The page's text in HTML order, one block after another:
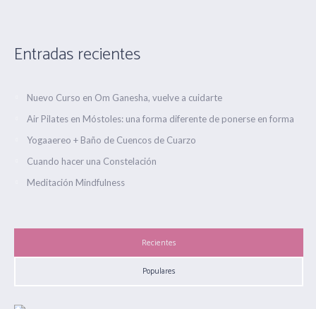
Entradas recientes
Nuevo Curso en Om Ganesha, vuelve a cuidarte
Air Pilates en Móstoles: una forma diferente de ponerse en forma
Yogaaereo + Baño de Cuencos de Cuarzo
Cuando hacer una Constelación
Meditación Mindfulness
Recientes
Populares